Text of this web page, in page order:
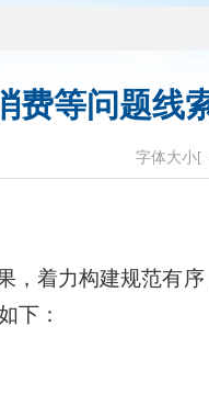
费等问题线
字体大小[
，着力构建规范有
下：